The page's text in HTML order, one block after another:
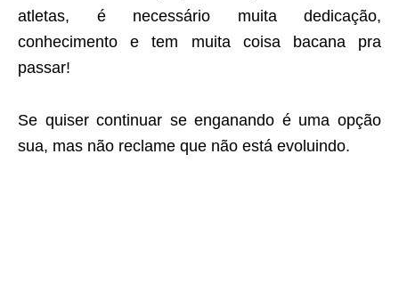
atletas, é necessário muita dedicação,
conhecimento e tem muita coisa bacana pra
passar!
Se quiser continuar se enganando é uma opção
sua, mas não reclame que não está evoluindo.